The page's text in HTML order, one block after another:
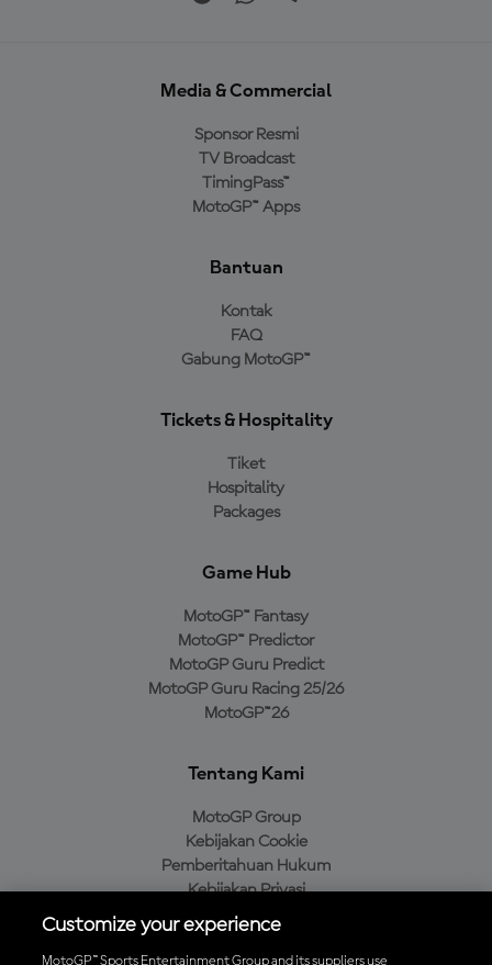
Media & Commercial
Sponsor Resmi
TV Broadcast
TimingPass™
MotoGP™ Apps
Bantuan
Kontak
FAQ
Gabung MotoGP™
Tickets & Hospitality
Tiket
Hospitality
Packages
Game Hub
MotoGP™ Fantasy
MotoGP™ Predictor
MotoGP Guru Predict
MotoGP Guru Racing 25/26
MotoGP™26
Tentang Kami
MotoGP Group
Kebijakan Cookie
Pemberitahuan Hukum
Kebijakan Privasi
Kebijakan Pembelian
Customize your experience
MotoGP™ Sports Entertainment Group and its suppliers use